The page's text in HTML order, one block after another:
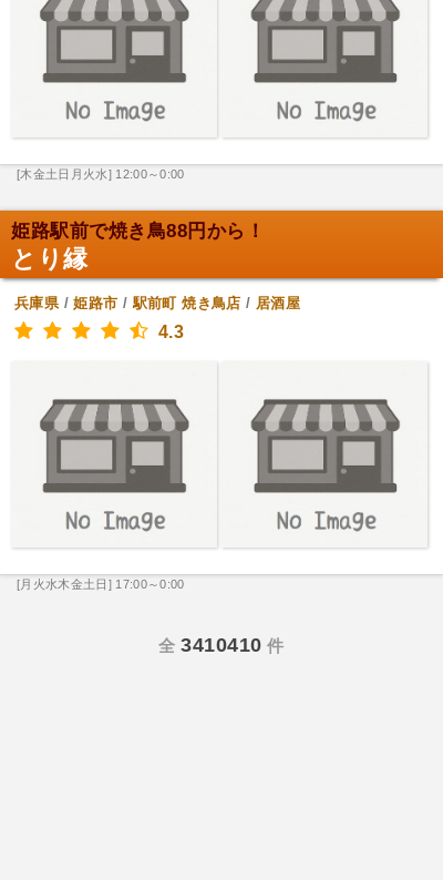
[木金土日月火水] 12:00～0:00
姫路駅前で焼き鳥88円から！
とり縁
兵庫県/姫路市 /駅前町 焼き鳥店 / 居酒屋
4.3
[月火水木金土日] 17:00～0:00
全3410410 件